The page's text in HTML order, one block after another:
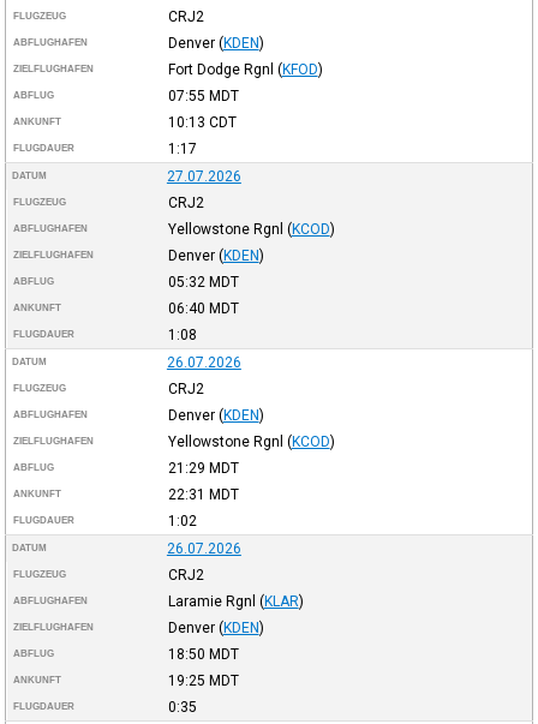
FLUGZEUG CRJ2
ABFLUGHAFEN Denver (KDEN)
ZIELFLUGHAFEN Fort Dodge Rgnl (KFOD)
ABFLUG 07:55 MDT
ANKUNFT 10:13 CDT
FLUGDAUER 1:17
DATUM 27.07.2026
FLUGZEUG CRJ2
ABFLUGHAFEN Yellowstone Rgnl (KCOD)
ZIELFLUGHAFEN Denver (KDEN)
ABFLUG 05:32 MDT
ANKUNFT 06:40 MDT
FLUGDAUER 1:08
DATUM 26.07.2026
FLUGZEUG CRJ2
ABFLUGHAFEN Denver (KDEN)
ZIELFLUGHAFEN Yellowstone Rgnl (KCOD)
ABFLUG 21:29 MDT
ANKUNFT 22:31 MDT
FLUGDAUER 1:02
DATUM 26.07.2026
FLUGZEUG CRJ2
ABFLUGHAFEN Laramie Rgnl (KLAR)
ZIELFLUGHAFEN Denver (KDEN)
ABFLUG 18:50 MDT
ANKUNFT 19:25 MDT
FLUGDAUER 0:35